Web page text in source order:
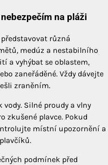
na pláži
různá
medúz a nestabilního
a vyhýbat se oblastem,
zaneřáděné. Vždy dávejte
zraněním.
Silné proudy a vlny
zkušené plavce. Pokud
místní upozornění a
podmínek před